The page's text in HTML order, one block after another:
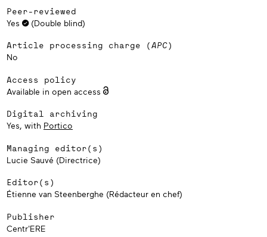
Peer-reviewed
Yes (Double blind)
Article processing charge (APC)
No
Access policy
Available in open access
Digital archiving
Yes, with Portico
Managing editor(s)
Lucie Sauvé (Directrice)
Editor(s)
Étienne van Steenberghe (Rédacteur en chef)
Publisher
Centr'ERE